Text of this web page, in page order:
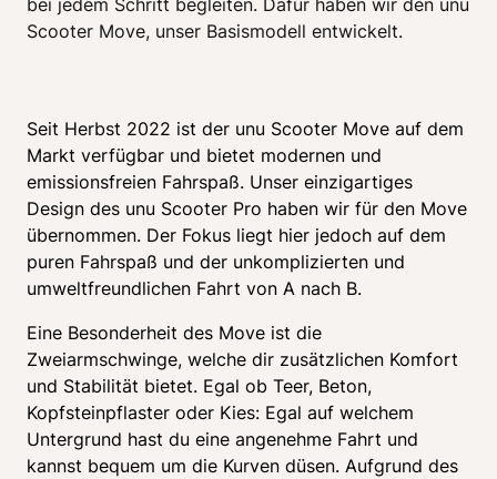
Scooter Move, unser Basismodell entwickelt.
Seit Herbst 2022 ist der unu Scooter Move auf dem
Markt verfügbar und bietet modernen und
emissionsfreien Fahrspaß. Unser einzigartiges
Design des unu Scooter Pro haben wir für den Move
übernommen. Der Fokus liegt hier jedoch auf dem
puren Fahrspaß und der unkomplizierten und
umweltfreundlichen Fahrt von A nach B.
Eine Besonderheit des Move ist die
Zweiarmschwinge, welche dir zusätzlichen Komfort
und Stabilität bietet. Egal ob Teer, Beton,
Kopfsteinpflaster oder Kies: Egal auf welchem
Untergrund hast du eine angenehme Fahrt und
kannst bequem um die Kurven düsen. Aufgrund des